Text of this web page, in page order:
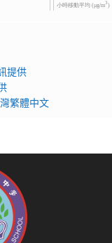
提供
繁體中文